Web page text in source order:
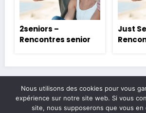
2seniors –
Rencontres senior
Just
Legal & contact Politique de confidentialité
Nous utilisons des cookies pour vous
expérience sur notre site web. Si vous
site, nous supposerons que vous en